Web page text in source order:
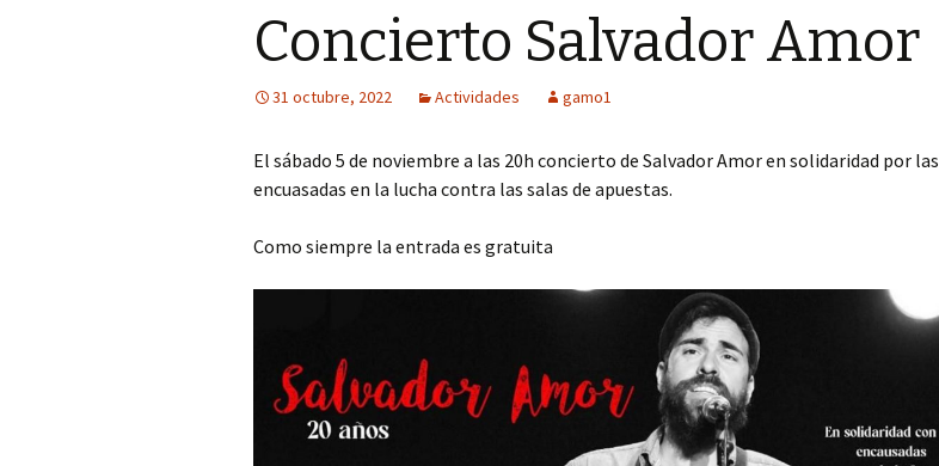
Concierto Salvador Amor
31 octubre, 2022 Actividades gamo1
El sábado 5 de noviembre a las 20h concierto de Salvador Amor en solidaridad por las
encuasadas en la lucha contra las salas de apuestas.
Como siempre la entrada es gratuita